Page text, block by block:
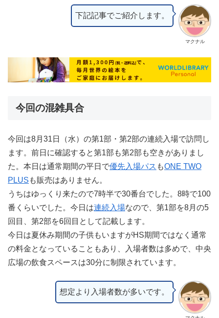
マクナル
下記記事でご紹介します。
今回の混雑具合
今回は8月31日（水）の第1部・第2部の連続入場で訪問し
ます。前日に確認すると第1部も第2部も空きがありまし
た。本日は通常期間の平日で優先入場パス もONE TWO
PLUS も販売はありません。
うちはゆっくり来たので7時半で30番台でした。8時で100
番くらいでした。今日は連続入場なので、第1部を8月の5
回目、第2部を6回目として記載します。
今日は夏休み期間の子供もいますがHS期間ではなく通常
の料金となっていることもあり、入場者数は多めで、中央
広場の飲食スペースは30分に制限されています。
想定より入場者数が多いです。